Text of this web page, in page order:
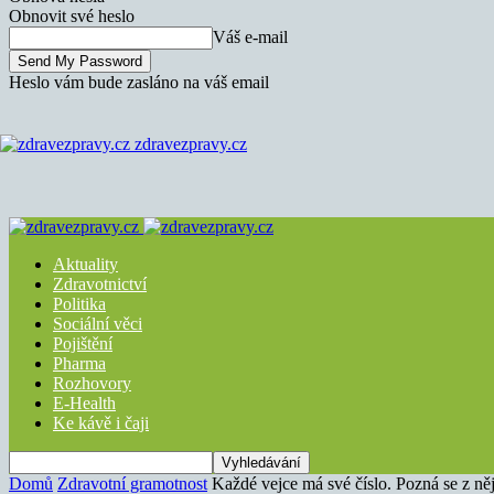
Obnovit své heslo
Váš e-mail
Heslo vám bude zasláno na váš email
zdravezpravy.cz
Aktuality
Zdravotnictví
Politika
Sociální věci
Pojištění
Pharma
Rozhovory
E-Health
Ke kávě i čaji
Domů Zdravotní gramotnost Každé vejce má své číslo. Pozná se z